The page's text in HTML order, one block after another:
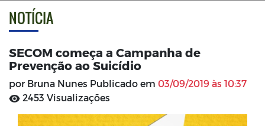
NOTÍCIA
SECOM começa a Campanha de
Prevenção ao Suicídio
por Bruna Nunes Publicado em 03/09/2019 às 10:37
2453 Visualizações